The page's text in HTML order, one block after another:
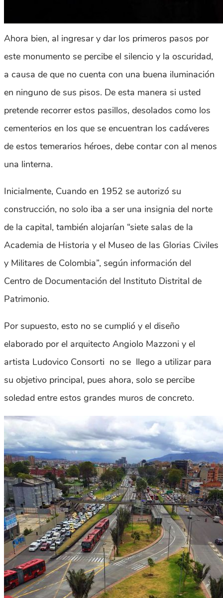
Ahora bien, al ingresar y dar los primeros pasos por
este monumento se percibe el silencio y la oscuridad,
a causa de que no cuenta con una buena iluminación
en ninguno de sus pisos. De esta manera si usted
pretende recorrer estos pasillos, desolados como los
cementerios en los que se encuentran los cadáveres
de estos temerarios héroes, debe contar con al menos
una linterna.
Inicialmente, Cuando en 1952 se autorizó su
construcción, no solo iba a ser una insignia del norte
de la capital, también alojarían “siete salas de la
Academia de Historia y el Museo de las Glorias Civiles
y Militares de Colombia”, según información del
Centro de Documentación del Instituto Distrital de
Patrimonio.
Por supuesto, esto no se cumplió y el diseño
elaborado por el arquitecto Angiolo Mazzoni y el
artista Ludovico Consorti no se llego a utilizar para
su objetivo principal, pues ahora, solo se percibe
soledad entre estos grandes muros de concreto.